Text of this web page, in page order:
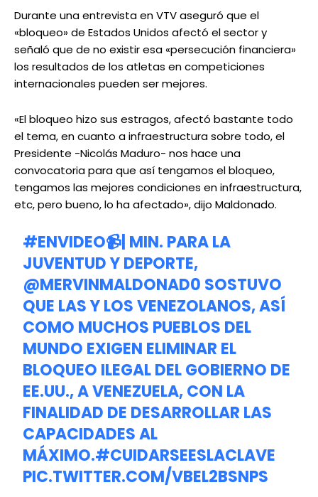
Durante una entrevista en VTV aseguró que el
«bloqueo» de Estados Unidos afectó el sector y
señaló que de no existir esa «persecución financiera»
los resultados de los atletas en competiciones
internacionales pueden ser mejores.
«El bloqueo hizo sus estragos, afectó bastante todo
el tema, en cuanto a infraestructura sobre todo, el
Presidente -Nicolás Maduro- nos hace una
convocatoria para que así tengamos el bloqueo,
tengamos las mejores condiciones en infraestructura,
etc, pero bueno, lo ha afectado», dijo Maldonado.
#ENVIDEO📹| MIN. PARA LA
JUVENTUD Y DEPORTE,
@MERVINMALDONAD0 SOSTUVO
QUE LAS Y LOS VENEZOLANOS, ASÍ
COMO MUCHOS PUEBLOS DEL
MUNDO EXIGEN ELIMINAR EL
BLOQUEO ILEGAL DEL GOBIERNO DE
EE.UU., A VENEZUELA, CON LA
FINALIDAD DE DESARROLLAR LAS
CAPACIDADES AL
MÁXIMO.#CUIDARSEESLACLAVE
PIC.TWITTER.COM/VBEL2BSNPS